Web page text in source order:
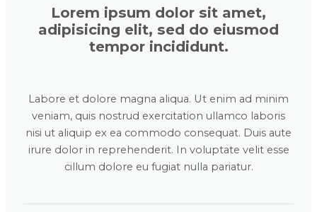
Lorem ipsum dolor sit amet,
adipisicing elit, sed do eiusmod
tempor incididunt.
Labore et dolore magna aliqua. Ut enim ad minim
veniam, quis nostrud exercitation ullamco laboris
nisi ut aliquip ex ea commodo consequat. Duis aute
irure dolor in reprehenderit. In voluptate velit esse
cillum dolore eu fugiat nulla pariatur.